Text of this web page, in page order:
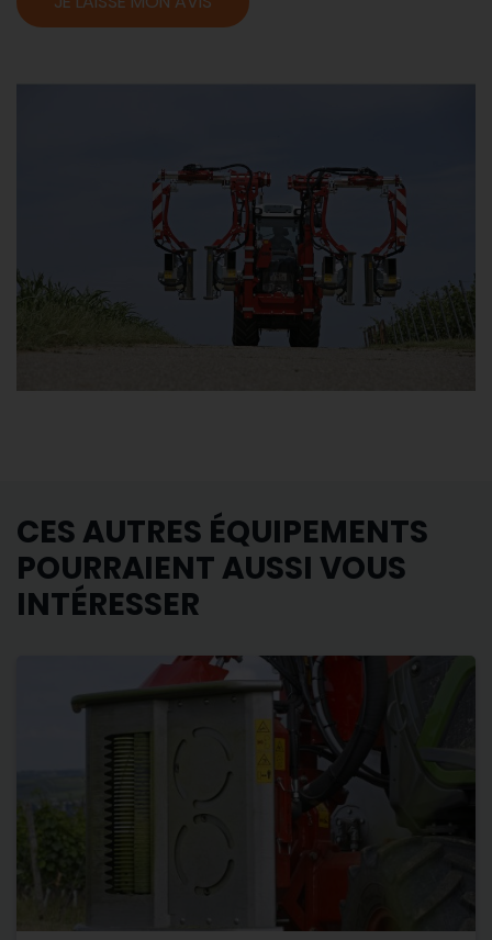
CES AUTRES ÉQUIPEMENTS
POURRAIENT AUSSI VOUS
INTÉRESSER